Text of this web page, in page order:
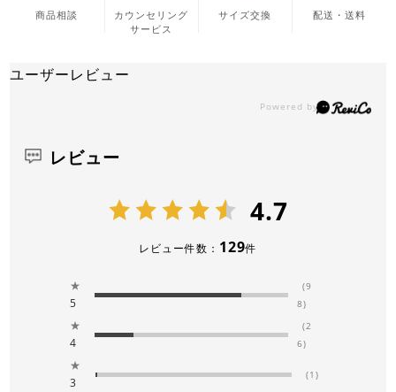
商品相談
カウンセリング
サービス
サイズ交換 配送・送料
ユーザーレビュー
レビュー
4.7
レビュー件数： 129件
★
5
(9
8)
★
4
(2
6)
★
3
(1)